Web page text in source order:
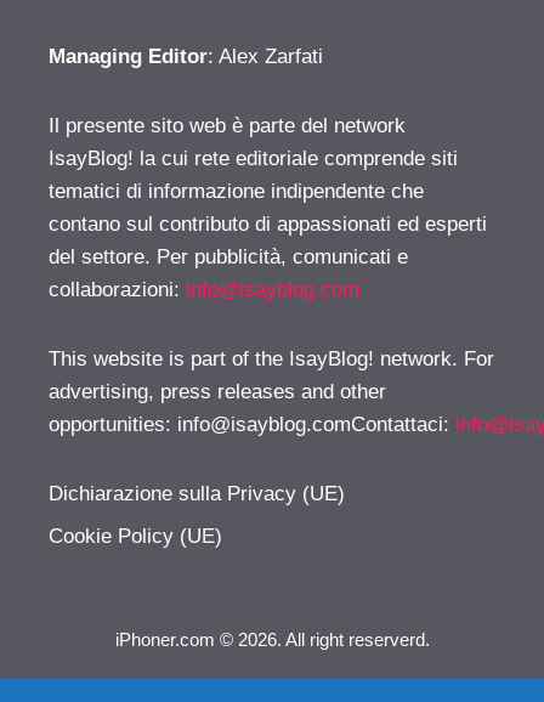
Managing Editor: Alex Zarfati
Il presente sito web è parte del network
IsayBlog! la cui rete editoriale comprende siti
tematici di informazione indipendente che
contano sul contributo di appassionati ed esperti
del settore. Per pubblicità, comunicati e
collaborazioni: info@isayblog.com
This website is part of the IsayBlog! network. For
advertising, press releases and other
opportunities: info@isayblog.comContattaci:
Dichiarazione sulla Privacy (UE)
Cookie Policy (UE)
iPhoner.com © 2026. All right reserverd.